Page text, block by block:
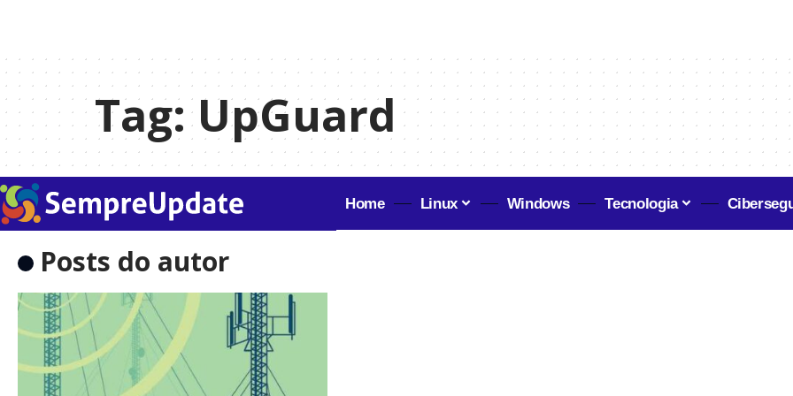
Tag:UpGuard
Home Linux Windows Tecnologia
Posts do autor